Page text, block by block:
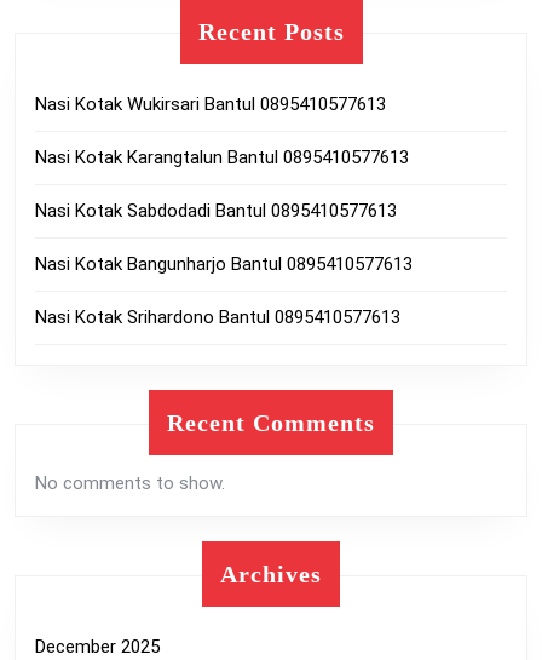
Recent Posts
Nasi Kotak Wukirsari Bantul 0895410577613
Nasi Kotak Karangtalun Bantul 0895410577613
Nasi Kotak Sabdodadi Bantul 0895410577613
Nasi Kotak Bangunharjo Bantul 0895410577613
Nasi Kotak Srihardono Bantul 0895410577613
Recent Comments
No comments to show.
Archives
December 2025